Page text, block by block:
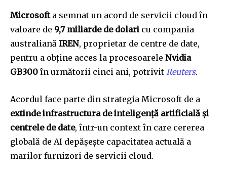
Microsofta semnat un acord de servicii cloud în
valoare de 9,7 miliarde de dolari cu compania
australiană IREN, proprietar de centre de date,
pentru a obține acces la procesoarele Nvidia
GB300 în următorii cinci ani, potrivit Reuters.
Acordul face parte din strategia Microsoft de a
extinde infrastructura de inteligență artificială și
centrele de date, într-un context în care cererea
globală de AI depășește capacitatea actuală a
marilor furnizori de servicii cloud.